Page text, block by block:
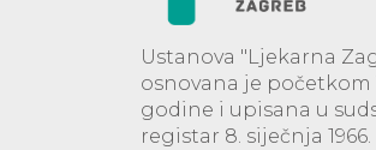
Ustanova "Ljekarna
osnovana je početkom
godine i upisana u
registar 8. siječnja